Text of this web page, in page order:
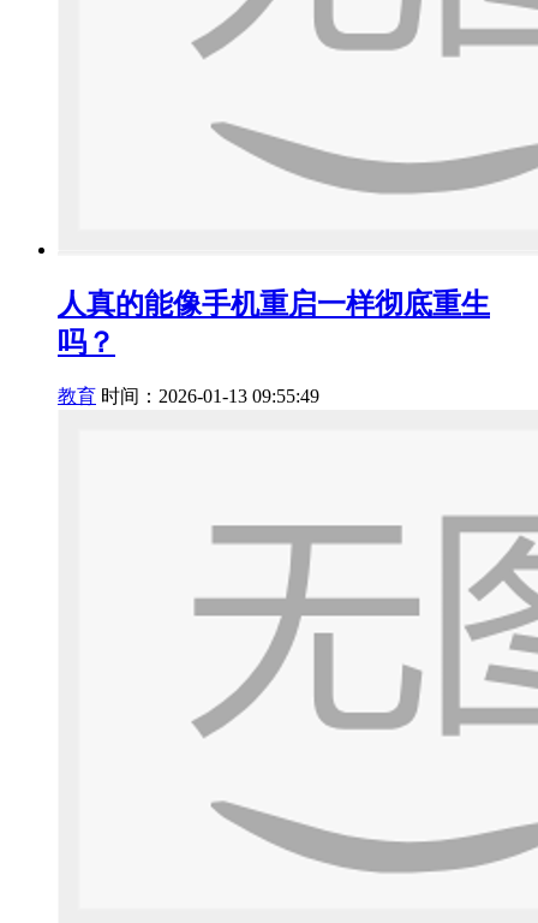
人真的能像手机重启一样彻底重生
吗？
教育 时间：2026-01-13 09:55:49